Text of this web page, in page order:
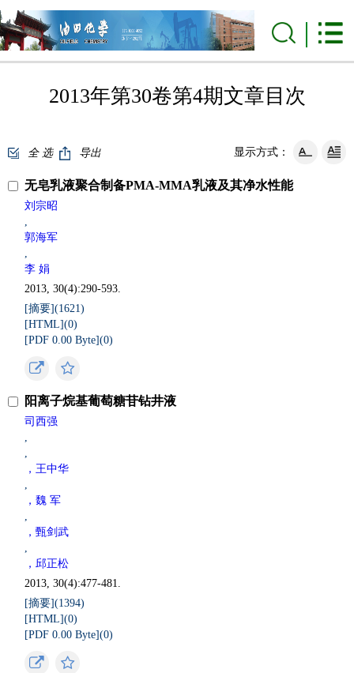
2013年第30卷第4期文章目次
全 选 导出 显示方式：
无皂乳液聚合制备PMA-MMA乳液及其净水性能
刘宗昭
,
郭海军
,
李 娟
2013, 30(4):290-593.
[摘要](1621)
[HTML](0)
[PDF 0.00 Byte](0)
阳离子烷基葡萄糖苷钻井液
司西强
,
,
，王中华
,
，魏 军
,
，甄剑武
,
，邱正松
2013, 30(4):477-481.
[摘要](1394)
[HTML](0)
[PDF 0.00 Byte](0)